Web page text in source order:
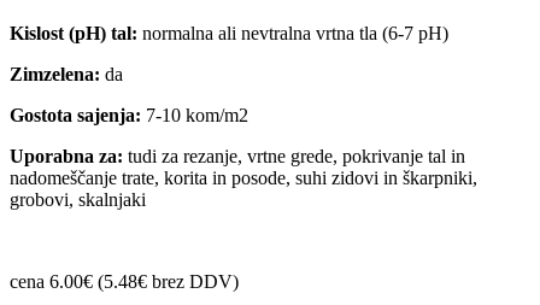
Kislost (pH) tal: normalna ali nevtralna vrtna tla (6-7 pH)
Zimzelena: da
Gostota sajenja: 7-10 kom/m2
Uporabna za: tudi za rezanje, vrtne grede, pokrivanje tal in
nadomeščanje trate, korita in posode, suhi zidovi in škarpniki,
grobovi, skalnjaki
cena 6.00€ (5.48€ brez DDV)